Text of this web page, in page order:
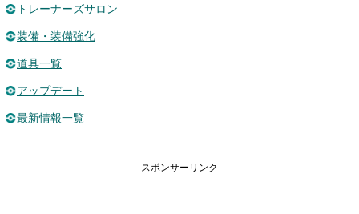
トレーナーズサロン
装備・装備強化
道具一覧
アップデート
最新情報一覧
スポンサーリンク